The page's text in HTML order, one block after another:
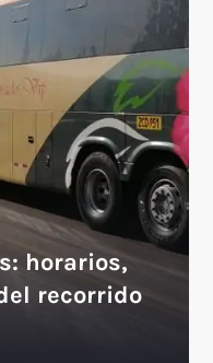
horarios,
recorrido